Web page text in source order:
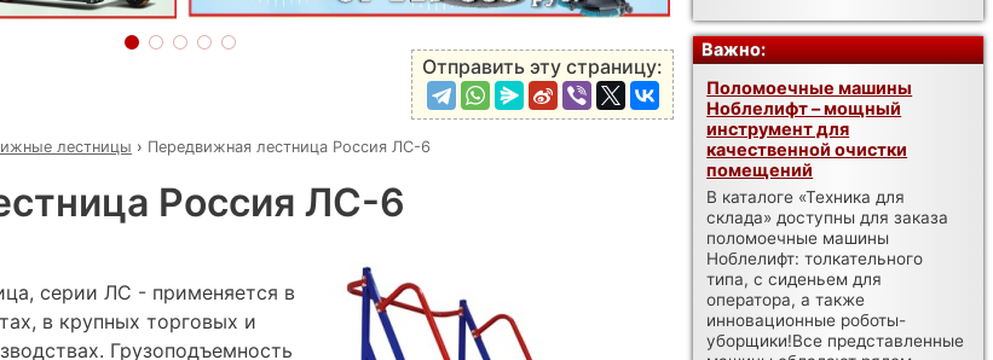
Отправить эту страницу:
лестницы › Передвижная лестница Россия ЛС-6
Россия ЛС-6
серии ЛС - применяется в
в крупных торговых и
Грузоподъемность
Важно:
Поломоечные машины
Ноблелифт – мощный
инструмент для
качественной очистки
помещений
В каталоге «Техника для
склада» доступны для заказа
поломоечные машины
Ноблелифт: толкательного
типа, с сиденьем для
оператора, а также
инновационные роботы-
уборщики!Все представленные